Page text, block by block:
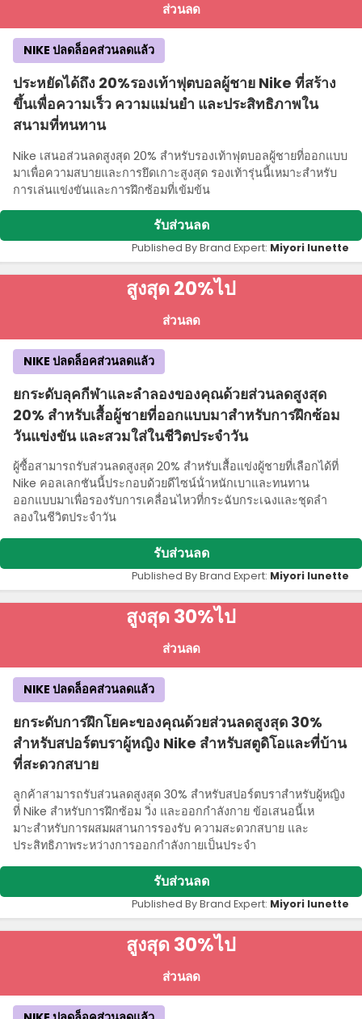
ส่วนลด
ประหยัดได้ถึง 20%รองเท้าฟุตบอลผู้ชาย Nike ที่สร้าง
ขึ้นเพื่อความเร็ว ความแม่นยํา และประสิทธิภาพใน
สนามที่ทนทาน
Nike เสนอส่วนลดสูงสุด 20% สําหรับรองเท้าฟุตบอลผู้ชายที่ออกแบบ
มาเพื่อความสบายและการยึดเกาะสูงสุด รองเท้ารุ่นนี้เหมาะสําหรับ
การเล่นแข่งขันและการฝึกซ้อมที่เข้มข้น
NIKE ปลดล็อคส่วนลดแล้ว
รับส่วนลด
Published By Brand Expert: Miyori lunette
สูงสุด 20%ไป
ส่วนลด
ยกระดับลุคกีฬาและลําลองของคุณด้วยส่วนลดสูงสุด
20% สําหรับเสื้อผู้ชายที่ออกแบบมาสําหรับการฝึกซ้อม
วันแข่งขัน และสวมใส่ในชีวิตประจําวัน
ผู้ซื้อสามารถรับส่วนลดสูงสุด 20% สําหรับเสื้อแข่งผู้ชายที่เลือกได้ที่
Nike คอลเลกชันนี้ประกอบด้วยดีไซน์น้ําหนักเบาและทนทาน
ออกแบบมาเพื่อรองรับการเคลื่อนไหวที่กระฉับกระเฉงและชุดลํา
ลองในชีวิตประจําวัน
NIKE ปลดล็อคส่วนลดแล้ว
รับส่วนลด
Published By Brand Expert: Miyori lunette
สูงสุด 30%ไป
ส่วนลด
ยกระดับการฝึกโยคะของคุณด้วยส่วนลดสูงสุด 30%
สําหรับสปอร์ตบราผู้หญิง Nike สําหรับสตูดิโอและที่บ้าน
ที่สะดวกสบาย
ลูกค้าสามารถรับส่วนลดสูงสุด 30% สําหรับสปอร์ตบราสําหรับผู้หญิง
ที่ Nike สําหรับการฝึกซ้อม วิ่ง และออกกําลังกาย ข้อเสนอนี้เห
มาะสําหรับการผสมผสานการรองรับ ความสะดวกสบาย และ
ประสิทธิภาพระหว่างการออกกําลังกายเป็นประจํา
NIKE ปลดล็อคส่วนลดแล้ว
รับส่วนลด
Published By Brand Expert: Miyori lunette
สูงสุด 30%ไป
ส่วนลด